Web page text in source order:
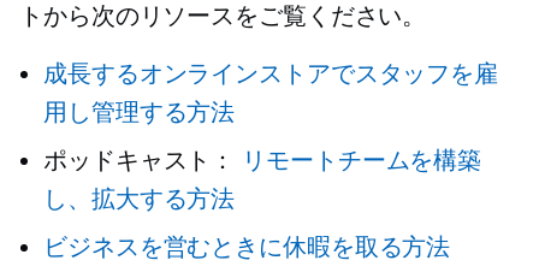
トから次のリソースをご覧ください。
成長するオンラインストアでスタッフを雇
用し管理する方法
ポッドキャスト：
リモートチームを構築
し、拡大する方法
ビジネスを営むときに休暇を取る方法